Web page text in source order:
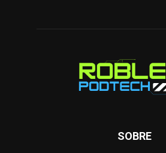
SOBRE